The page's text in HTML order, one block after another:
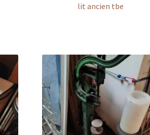
lit ancien tbe